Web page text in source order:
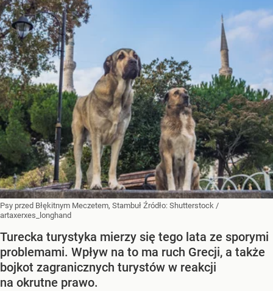
Psy przed Błękitnym Meczetem, Stambuł Źródło: Shutterstock /
artaxerxes_longhand
Turecka turystyka mierzy się tego lata ze sporymi
problemami. Wpływ na to ma ruch Grecji, a także
bojkot zagranicznych turystów w reakcji
na okrutne prawo.